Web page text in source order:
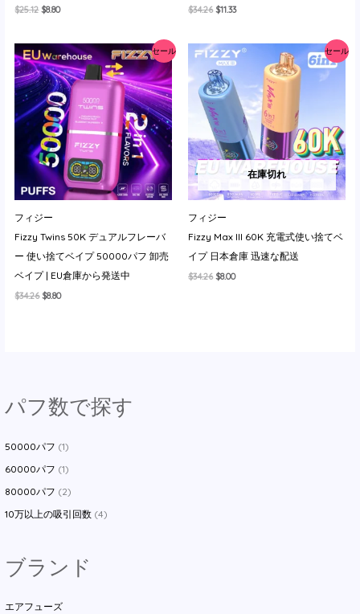
パフ数で探す
50000パフ (1)
60000パフ (1)
80000パフ (2)
10万以上の吸引回数 (4)
ブランド
エアフューズ
$25.12 元
格
は
$25.12
で
し
た。
$8.80現
価
格
は
$8.80
で
す。
$34.26 元
格
は
$34.26
で
し
た。
$11.33現
価
格
は
で
す。
セール
フィジー
Fizzy Twins 50K デュアルフレーバ
ー 使い捨てベイプ 50000パフ 卸売
ベイプ | EU倉庫から発送中
$34.26元
$8.80現
セール
在庫切れ
フィジー
Fizzy Max III 60K 充電式使い捨てベ
イプ 日本倉庫 迅速な配送
$34.26 元
$8.00現